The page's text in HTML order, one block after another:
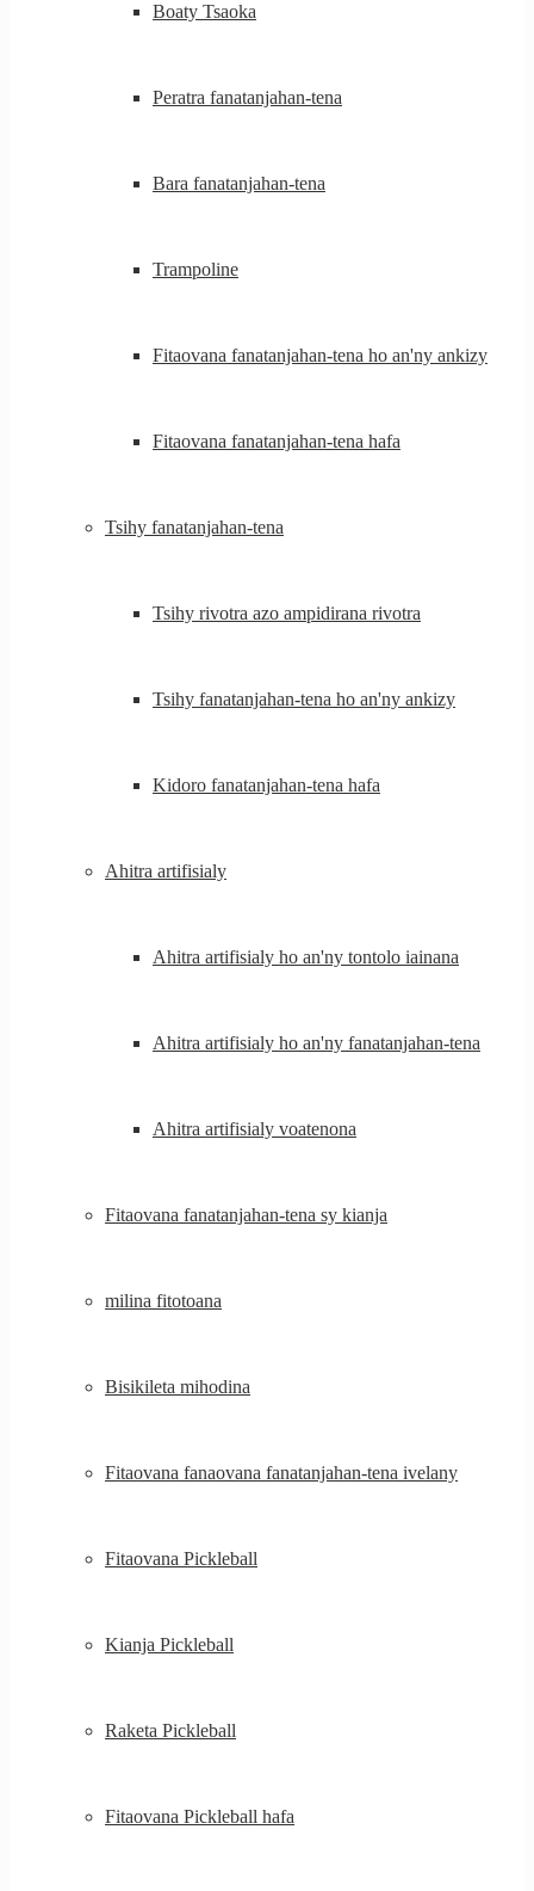
Boaty Tsaoka
Peratra fanatanjahan-tena
Bara fanatanjahan-tena
Trampoline
Fitaovana fanatanjahan-tena ho an'ny ankizy
Fitaovana fanatanjahan-tena hafa
Tsihy fanatanjahan-tena
Tsihy rivotra azo ampidirana rivotra
Tsihy fanatanjahan-tena ho an'ny ankizy
Kidoro fanatanjahan-tena hafa
Ahitra artifisialy
Ahitra artifisialy ho an'ny tontolo iainana
Ahitra artifisialy ho an'ny fanatanjahan-tena
Ahitra artifisialy voatenona
Fitaovana fanatanjahan-tena sy kianja
milina fitotoana
Bisikileta mihodina
Fitaovana fanaovana fanatanjahan-tena ivelany
Fitaovana Pickleball
Kianja Pickleball
Raketa Pickleball
Fitaovana Pickleball hafa